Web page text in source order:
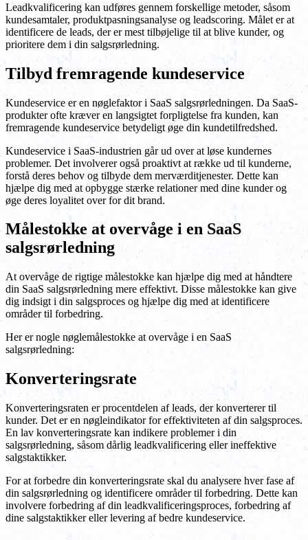
Leadkvalificering kan udføres gennem forskellige metoder, såsom
kundesamtaler, produktpasningsanalyse og leadscoring. Målet er at
identificere de leads, der er mest tilbøjelige til at blive kunder, og
prioritere dem i din salgsrørledning.
Tilbyd fremragende kundeservice
Kundeservice er en nøglefaktor i SaaS salgsrørledningen. Da SaaS-
produkter ofte kræver en langsigtet forpligtelse fra kunden, kan
fremragende kundeservice betydeligt øge din kundetilfredshed.
Kundeservice i SaaS-industrien går ud over at løse kundernes
problemer. Det involverer også proaktivt at række ud til kunderne,
forstå deres behov og tilbyde dem merværditjenester. Dette kan
hjælpe dig med at opbygge stærke relationer med dine kunder og
øge deres loyalitet over for dit brand.
Målestokke at overvåge i en SaaS
salgsrørledning
At overvåge de rigtige målestokke kan hjælpe dig med at håndtere
din SaaS salgsrørledning mere effektivt. Disse målestokke kan give
dig indsigt i din salgsproces og hjælpe dig med at identificere
områder til forbedring.
Her er nogle nøglemålestokke at overvåge i en SaaS
salgsrørledning:
Konverteringsrate
Konverteringsraten er procentdelen af leads, der konverterer til
kunder. Det er en nøgleindikator for effektiviteten af din salgsproces.
En lav konverteringsrate kan indikere problemer i din
salgsrørledning, såsom dårlig leadkvalificering eller ineffektive
salgstaktikker.
For at forbedre din konverteringsrate skal du analysere hver fase af
din salgsrørledning og identificere områder til forbedring. Dette kan
involvere forbedring af din leadkvalificeringsproces, forbedring af
dine salgstaktikker eller levering af bedre kundeservice.